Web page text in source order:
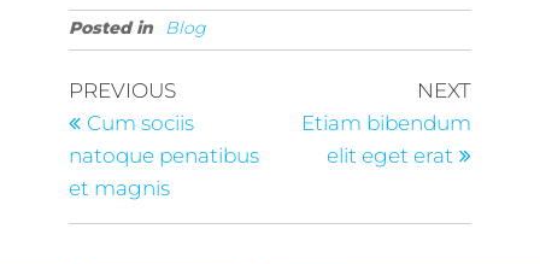
Posted in Blog
PREVIOUS
Cum sociis
natoque penatibus
et magnis
NEXT
Etiam bibendum
elit eget erat